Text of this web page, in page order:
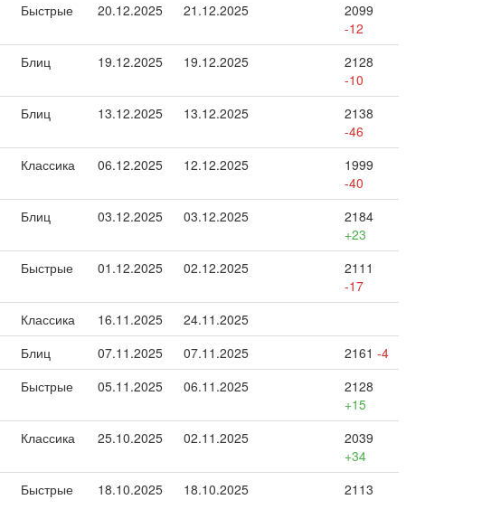
Быстрые 20.12.2025 21.12.2025
2099
-12
Блиц 19.12.2025 19.12.2025
2128
-10
Блиц 13.12.2025 13.12.2025
2138
-46
Классика 06.12.2025 12.12.2025
1999
-40
Блиц 03.12.2025 03.12.2025
2184
+23
Быстрые 01.12.2025 02.12.2025
2111
-17
Классика 16.11.2025
24.11.2025
Блиц 07.11.2025 07.11.2025 2161 -4
Быстрые 05.11.2025 06.11.2025
2128
+15
Классика 25.10.2025 02.11.2025
2039
+34
Быстрые 18.10.2025 18.10.2025 2113